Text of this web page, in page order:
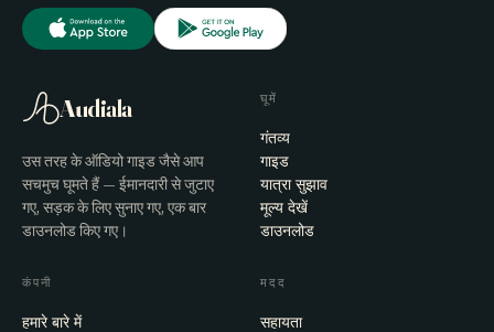
Audiala
उस तरह के ऑडियो गाइड जैसे आप
सचमुच घूमते हैं — ईमानदारी से जुटाए
गए, सड़क के लिए सुनाए गए, एक बार
डाउनलोड किए गए।
घूमें
गंतव्य
गाइड
यात्रा सुझाव
मूल्य देखें
डाउनलोड
कंपनी
हमारे बारे में
मदद
सहायता